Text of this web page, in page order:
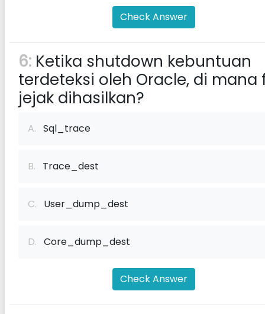
Check Answer
6: Ketika shutdown kebuntuan
terdeteksi oleh Oracle, di mana
jejak dihasilkan?
A. Sql_trace
B. Trace_dest
C. User_dump_dest
D. Core_dump_dest
Check Answer